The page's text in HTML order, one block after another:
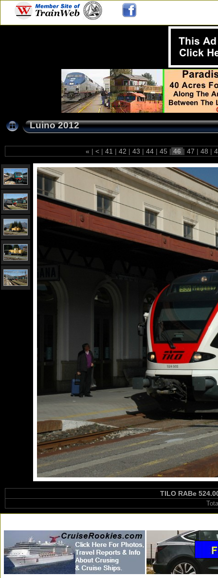
Luino 2012
« | < | 41 | 42 | 43 | 44 | 45 | 46 | 47 | 48 |
TILO RABe